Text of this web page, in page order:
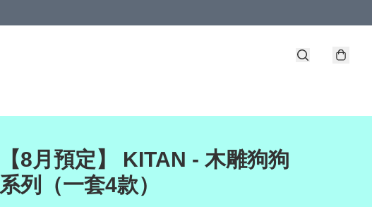
【8月預定】 KITAN - 木雕狗狗
系列（一套4款）